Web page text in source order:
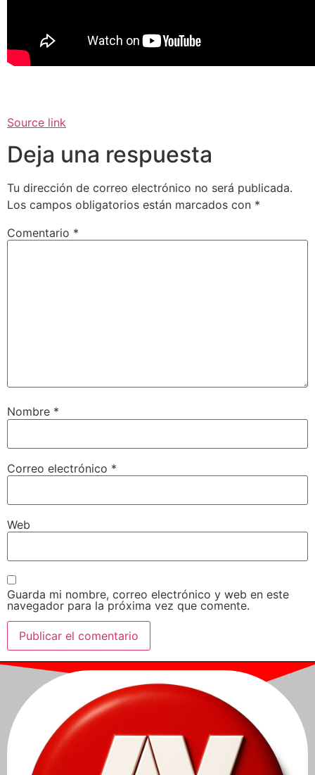
Source link
Deja una respuesta
Tu dirección de correo electrónico no será publicada.
Los campos obligatorios están marcados con *
Comentario *
Nombre *
Correo electrónico *
Web
Guarda mi nombre, correo electrónico y web en este
navegador para la próxima vez que comente.